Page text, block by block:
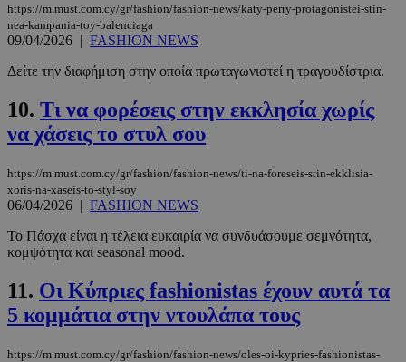
https://m.must.com.cy/gr/fashion/fashion-news/katy-perry-protagonistei-stin-
nea-kampania-toy-balenciaga
09/04/2026 | FASHION NEWS
Δείτε την διαφήμιση στην οποία πρωταγωνιστεί η τραγουδίστρια.
10. Τι να φορέσεις στην εκκλησία χωρίς
να χάσεις το στυλ σου
https://m.must.com.cy/gr/fashion/fashion-news/ti-na-foreseis-stin-ekklisia-
xoris-na-xaseis-to-styl-soy
06/04/2026 | FASHION NEWS
Το Πάσχα είναι η τέλεια ευκαιρία να συνδυάσουμε σεμνότητα,
κομψότητα και seasonal mood.
11. Οι Κύπριες fashionistas έχουν αυτά τα
5 κομμάτια στην ντουλάπα τους
https://m.must.com.cy/gr/fashion/fashion-news/oles-oi-kypries-fashionistas-